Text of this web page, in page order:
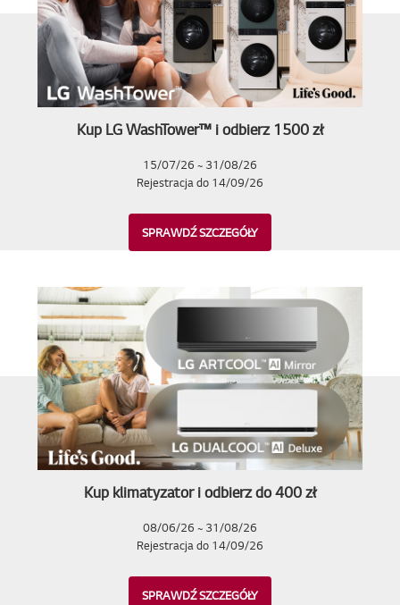
Kup LG WashTower™ i odbierz 1500 zł
15/07/26 ~ 31/08/26
Rejestracja do 14/09/26
SPRAWDŹ SZCZEGÓŁY
Kup klimatyzator i odbierz do 400 zł
08/06/26 ~ 31/08/26
Rejestracja do 14/09/26
SPRAWDŹ SZCZEGÓŁY